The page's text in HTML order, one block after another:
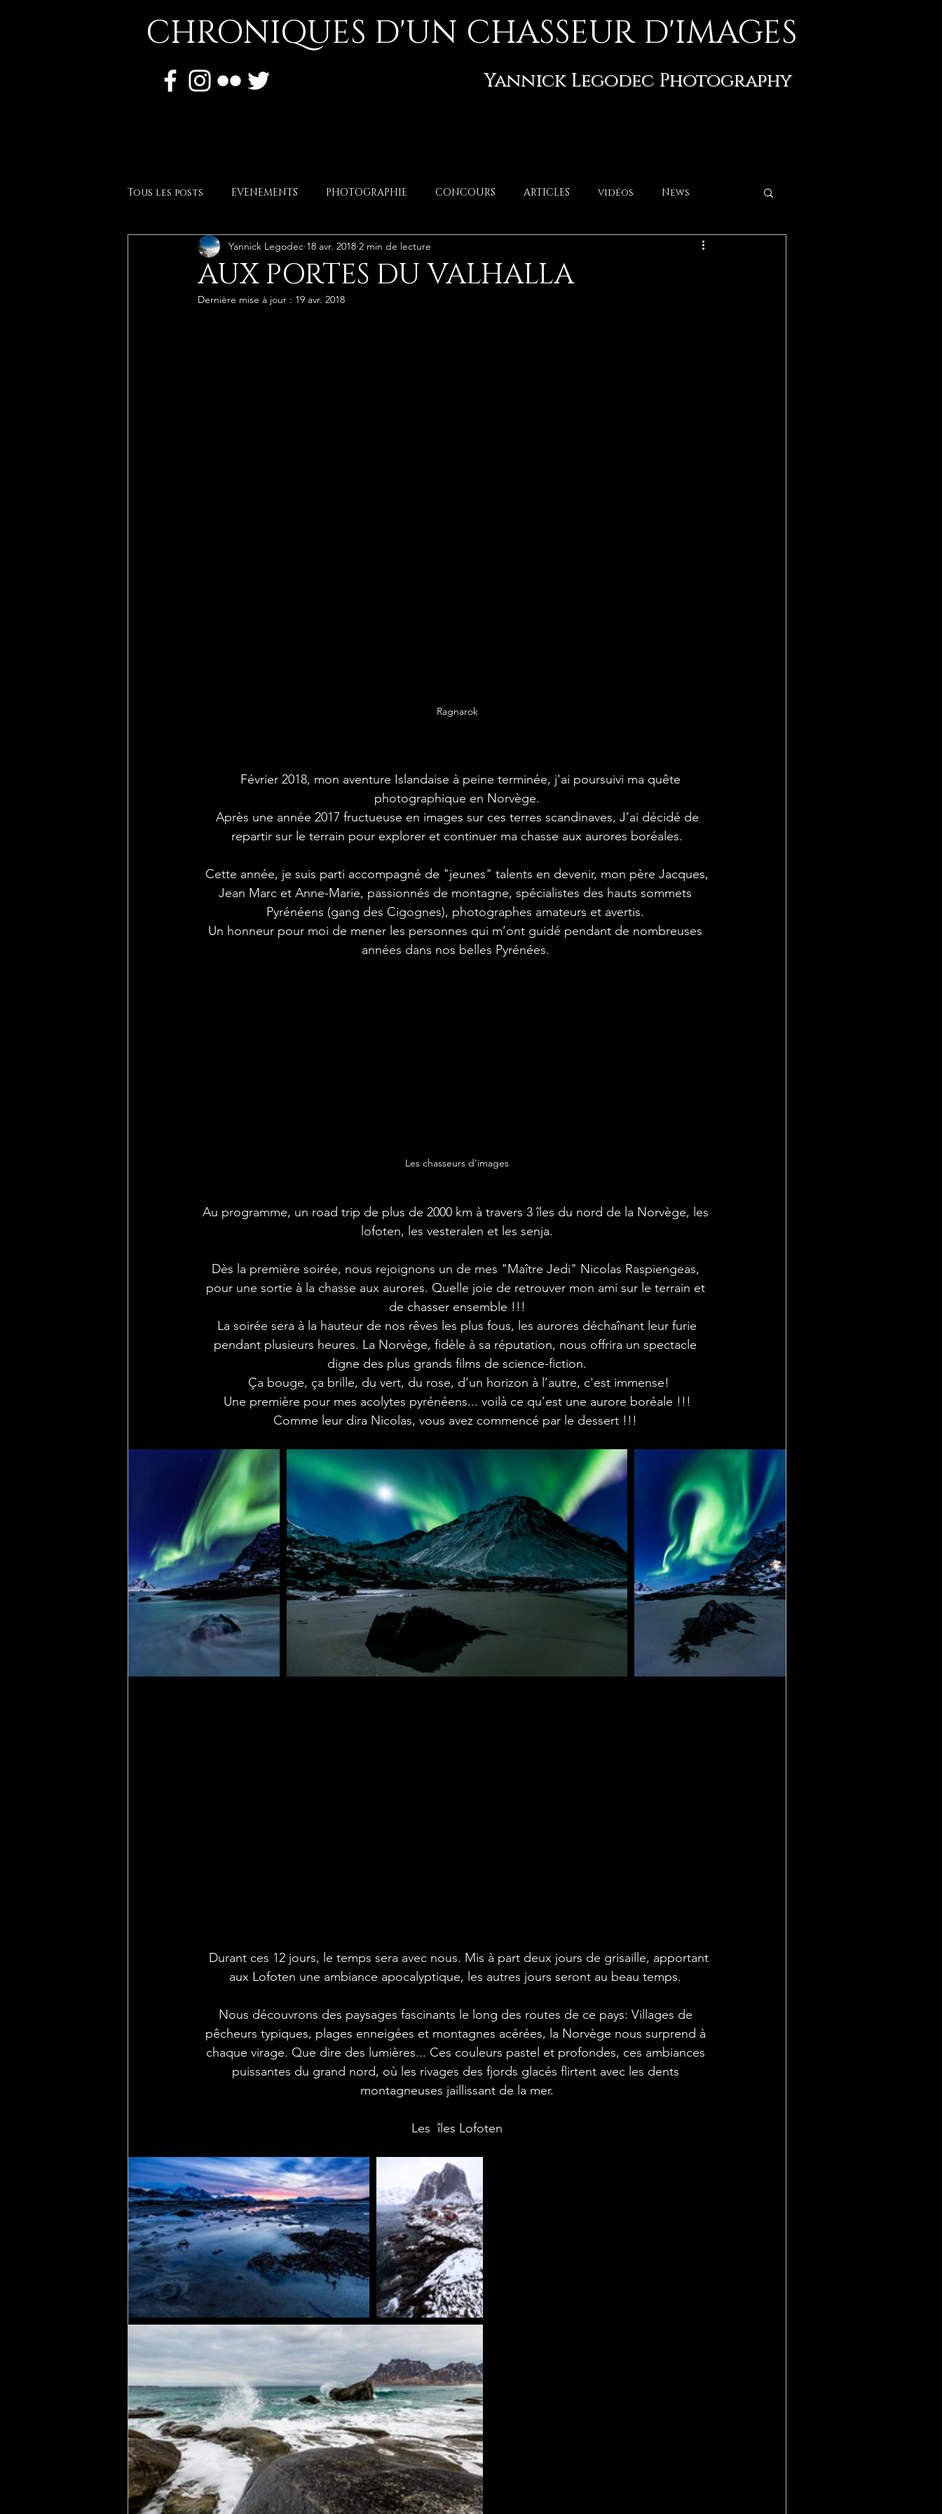
CHRONIQUES D'UN CHASSEUR D'IMAGES
Yannick Legodec Photography
Tous les posts EVENEMENTS PHOTOGRAPHIE CONCOURS ARTICLES vidéos News
expositions reportage
AUX PORTES DU VALHALLA
Yannick Legodec 18 avr. 2018 2 min de lecture
Dernière mise à jour : 19 avr. 2018
Ragnarok
photographique en Norvège.
repartir sur le terrain pour explorer et continuer ma chasse aux aurores boréales.
Jean Marc et Anne-Marie, passionnés de montagne, spécialistes des hauts sommets
Pyrénéens (gang des Cigognes), photographes amateurs et avertis.
Un honneur pour moi de mener les personnes qui m’ont guidé pendant de nombreuses
années dans nos belles Pyrénées.
Les chasseurs d'images
Au programme, un road trip de plus de 2000 km à travers 3 îles du nord de la Norvège, les
lofoten, les vesteralen et les senja.
pour une sortie à la chasse aux aurores. Quelle joie de retrouver mon ami sur le terrain et
de chasser ensemble !!!
pendant plusieurs heures. La Norvège, fidèle à sa réputation, nous offrira un spectacle
digne des plus grands films de science-fiction.
Ça bouge, ça brille, du vert, du rose, d’un horizon à l’autre, c'est immense!
Comme leur dira Nicolas, vous avez commencé par le dessert !!!
aux Lofoten une ambiance apocalyptique, les autres jours seront au beau temps.
Nous découvrons des paysages fascinants le long des routes de ce pays: Villages de
pêcheurs typiques, plages enneigées et montagnes acérées, la Norvège nous surprend à
chaque virage. Que dire des lumières... Ces couleurs pastel et profondes, ces ambiances
puissantes du grand nord, où les rivages des fjords glacés flirtent avec les dents
montagneuses jaillissant de la mer.
Les  îles Lofoten